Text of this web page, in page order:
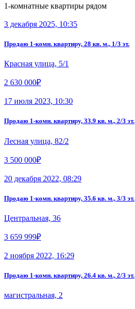
1-комнатные квартиры рядом
3 декабря 2025, 10:35
Продаю 1-комн. квартиру, 28 кв. м., 1/3 эт.
Красная улица, 5/1
2 630 000₽
17 июля 2023, 10:30
Продаю 1-комн. квартиру, 33.9 кв. м., 2/3 эт.
Лесная улица, 82/2
3 500 000₽
20 декабря 2022, 08:29
Продаю 1-комн. квартиру, 35.6 кв. м., 3/3 эт.
Центральная, 36
3 659 999₽
2 ноября 2022, 16:29
Продаю 1-комн. квартиру, 26.4 кв. м., 2/3 эт.
магистральная, 2